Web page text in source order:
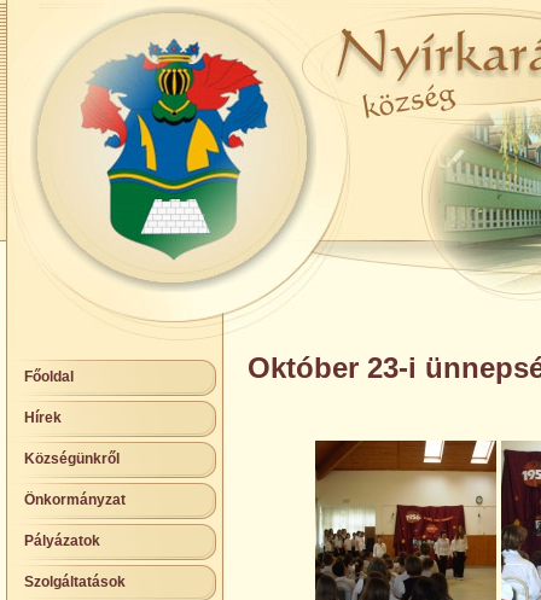
Főoldal
Hírek
Községünkről
Önkormányzat
Pályázatok
Szolgáltatások
Október 23-i